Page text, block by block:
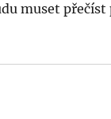
muset